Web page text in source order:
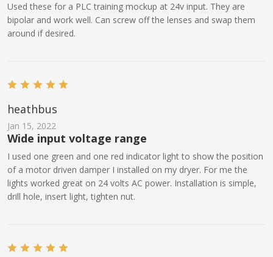
Used these for a PLC training mockup at 24v input. They are
bipolar and work well. Can screw off the lenses and swap them
around if desired.
heathbus
Jan 15, 2022
Wide input voltage range
I used one green and one red indicator light to show the position
of a motor driven damper I installed on my dryer. For me the
lights worked great on 24 volts AC power. Installation is simple,
drill hole, insert light, tighten nut.